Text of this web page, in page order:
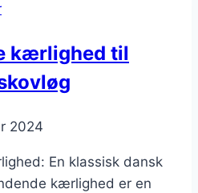
kærlighed til
2024
En klassisk dansk
kærlighed er en